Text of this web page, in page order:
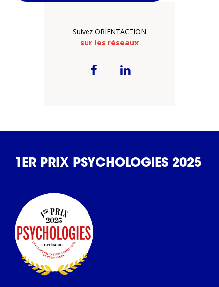
Suivez ORIENTACTION
sur les réseaux
1ER PRIX PSYCHOLOGIES 2025